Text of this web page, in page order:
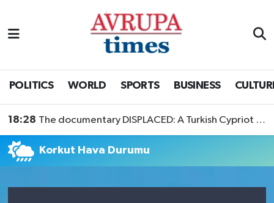
POLITICS WORLD SPORTS BUSINESS
18:28 The documentary DISPLACED: A Turkish Cypriot Story is now available to watch
Korkut Hava Durumu
Nöbetçi Eczaneler